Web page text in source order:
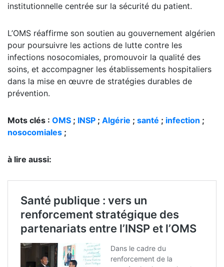
institutionnelle centrée sur la sécurité du patient.
L’OMS réaffirme son soutien au gouvernement algérien
pour poursuivre les actions de lutte contre les
infections nosocomiales, promouvoir la qualité des
soins, et accompagner les établissements hospitaliers
dans la mise en œuvre de stratégies durables de
prévention.
Mots clés : OMS ; INSP ; Algérie ; santé ; infection ;
nosocomiales ;
à lire aussi: